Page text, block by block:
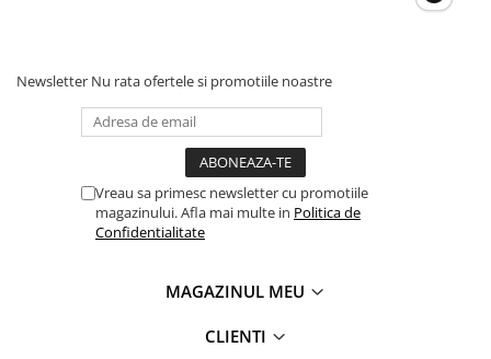
Newsletter Nu rata ofertele si promotiile noastre
Vreau sa primesc newsletter cu promotiile
magazinului. Afla mai multe in Politica de
Confidentialitate
MAGAZINUL MEU
CLIENTI